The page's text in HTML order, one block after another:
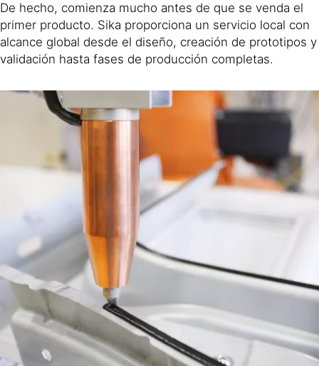
De hecho, comienza mucho antes de que se venda el
primer producto. Sika proporciona un servicio local con
alcance global desde el diseño, creación de prototipos y
validación hasta fases de producción completas.